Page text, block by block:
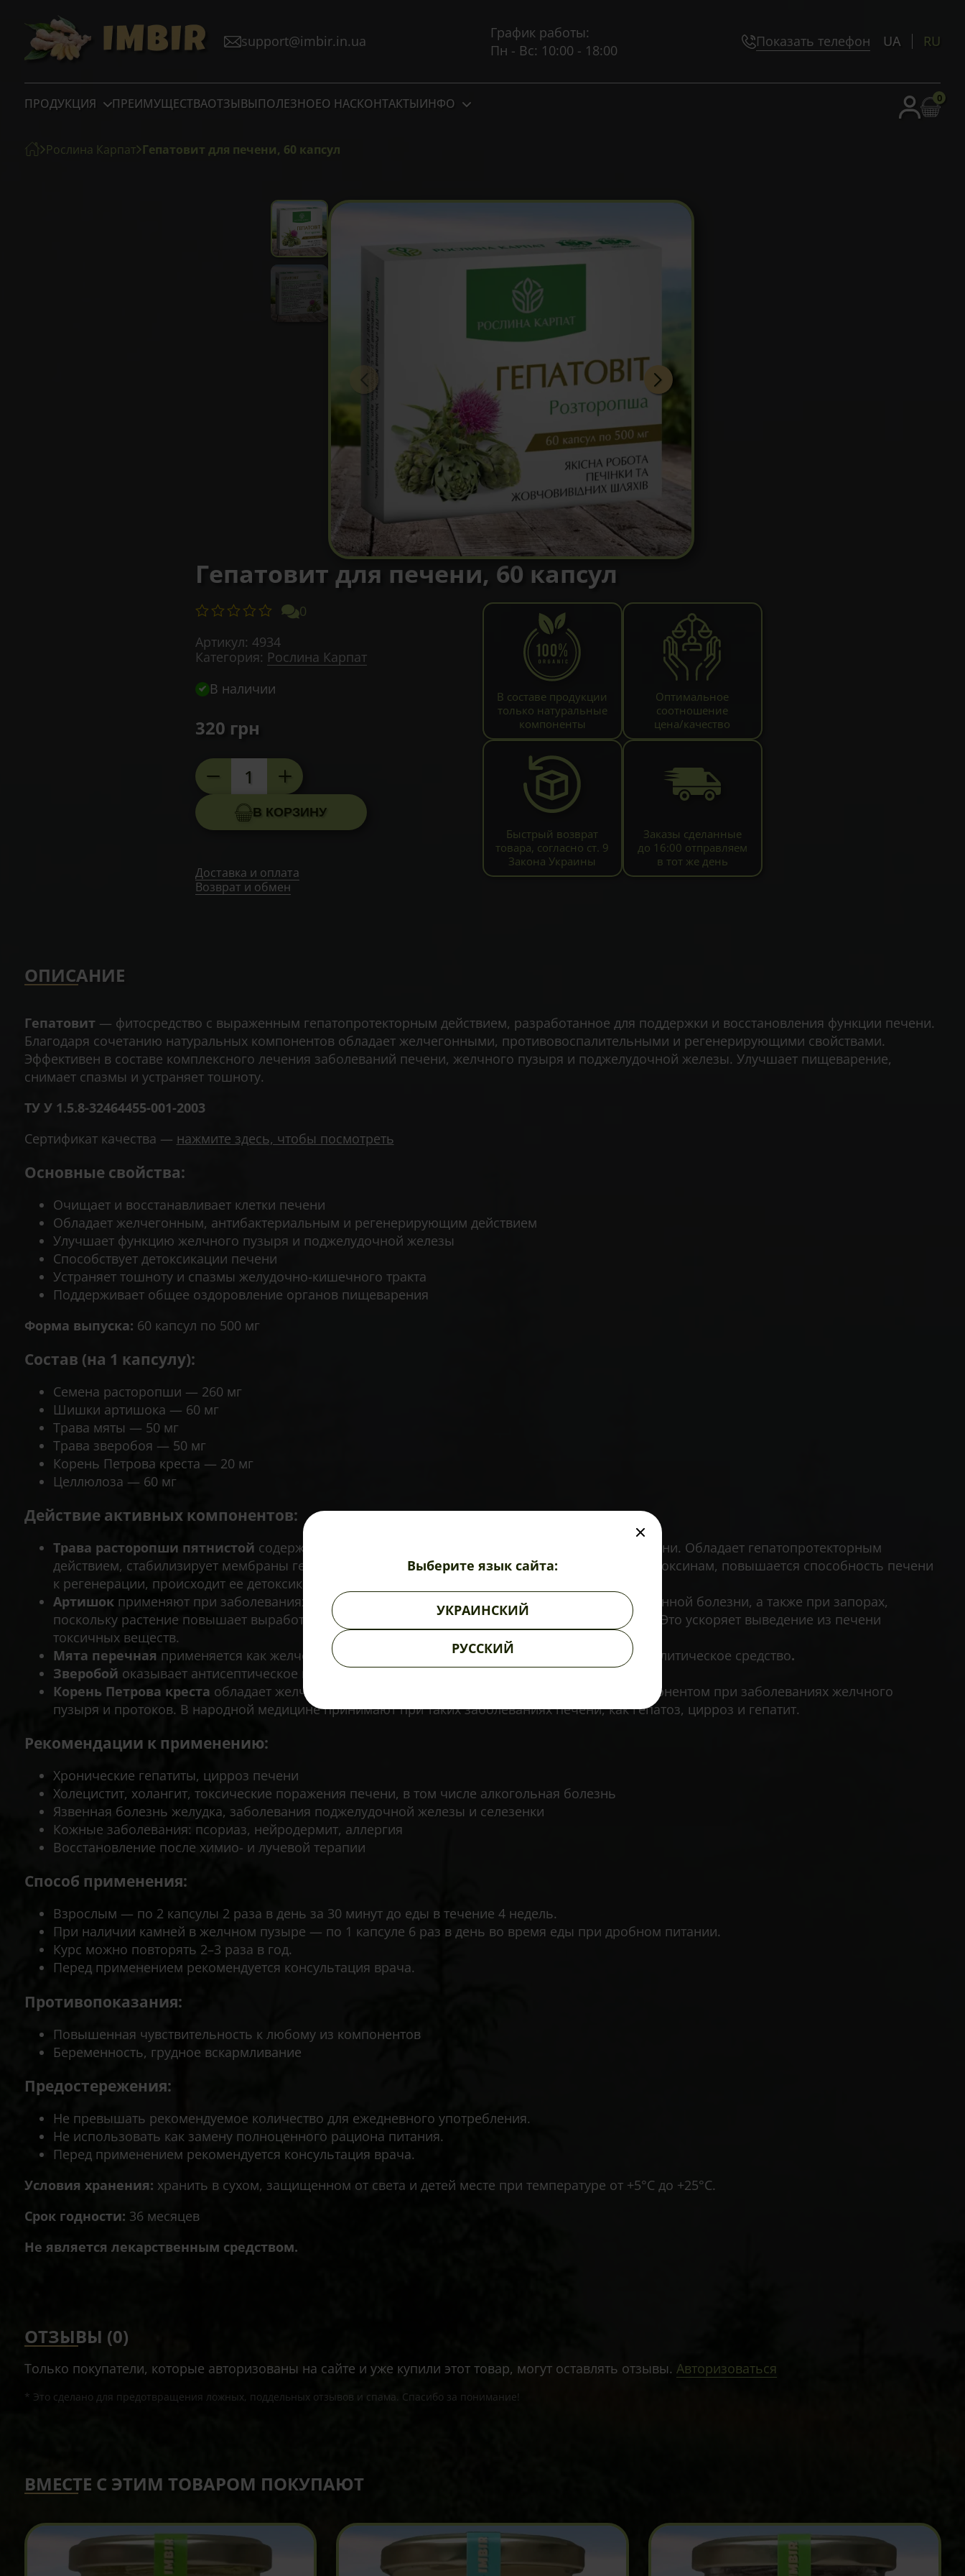
support@imbir.in.ua
График работы:
Пн - Вс: 10:00 - 18:00
Показать телефон UA RU
ПРОДУКЦИЯ ПРЕИМУЩЕСТВАОТЗЫВЫПОЛЕЗНОЕО НАСКОНТАКТЫИНФО 0
Рослина Карпат Гепатовит для печени, 60 капсул
Гепатовит для печени, 60 капсул
0
Артикул: 4934
Категория: Рослина Карпат
В наличии
320 грн
Количество
товара
Гепатовит
для
капсул
В КОРЗИНУ
Доставка и оплата
Возврат и обмен
В составе продукции
только натуральные
компоненты
Оптимальное
соотношение
цена/качество
Быстрый возврат
товара, согласно ст. 9
Закона Украины
Заказы сделанные
до 16:00 отправляем
в тот же день
ОПИСАНИЕ
Гепатовит— фитосредство с выраженным гепатопротекторным действием, разработанное для поддержки и восстановления функции печени.
Благодаря сочетанию натуральных компонентов обладает желчегонными, противовоспалительными и регенерирующими свойствами.
Эффективен в составе комплексного лечения заболеваний печени, желчного пузыря и поджелудочной железы. Улучшает пищеварение,
снимает спазмы и устраняет тошноту.
ТУ У 1.5.8-32464455-001-2003
Сертификат качества — нажмите здесь, чтобы посмотреть
Основные свойства:
Очищает и восстанавливает клетки печени
Обладает желчегонным, антибактериальным и регенерирующим действием
Улучшает функцию желчного пузыря и поджелудочной железы
Способствует детоксикации печени
Устраняет тошноту и спазмы желудочно-кишечного тракта
Поддерживает общее оздоровление органов пищеварения
Форма выпуска: 60 капсул по 500 мг
Состав (на 1 капсулу):
Семена расторопши — 260 мг
Шишки артишока — 60 мг
Трава мяты — 50 мг
Трава зверобоя — 50 мг
Корень Петрова креста — 20 мг
Целлюлоза — 60 мг
Действие активных компонентов:
Трава расторопши пятнистой содержит силимарин, восстанавливает и защищает клетки печени. Обладает гепатопротекторным
действием, стабилизирует мембраны гепатоцитов. Гепатоциты становятся менее уязвимыми к токсинам, повышается способность печени
к регенерации, происходит ее детоксикация.
Артишок применяют при заболеваниях печени и почек, в частности при гепатите, желчнокаменной болезни, а также при запорах,
поскольку растение повышает выработку желчи и обладает мощным желчегонным действием. Это ускоряет выведение из печени
токсичных веществ.
Мята перечная применяется как желчегонное, мочегонное, противовоспалительное и спазмолитическое средство.
Зверобой оказывает антисептическое и противовоспалительное действие.
Корень Петрова креста обладает желчегонным свойством, что делает его эффективным компонентом при заболеваниях желчного
пузыря и протоков. В народной медицине принимают при таких заболеваниях печени, как гепатоз, цирроз и гепатит.
Рекомендации к применению:
Хронические гепатиты, цирроз печени
Холецистит, холангит, токсические поражения печени, в том числе алкогольная болезнь
Язвенная болезнь желудка, заболевания поджелудочной железы и селезенки
Кожные заболевания: псориаз, нейродермит, аллергия
Восстановление после химио- и лучевой терапии
Способ применения:
Взрослым — по 2 капсулы 2 раза в день за 30 минут до еды в течение 4 недель.
При наличии камней в желчном пузыре — по 1 капсуле 6 раз в день во время еды при дробном питании.
Курс можно повторять 2–3 раза в год.
Перед применением рекомендуется консультация врача.
Противопоказания:
Повышенная чувствительность к любому из компонентов
Беременность, грудное вскармливание
Предостережения:
Не превышать рекомендуемое количество для ежедневного употребления.
Не использовать как замену полноценного рациона питания.
Перед применением рекомендуется консультация врача.
Условия хранения: хранить в сухом, защищенном от света и детей месте при температуре от +5°C до +25°C.
Срок годности: 36 месяцев
Не является лекарственным средством.
ОТЗЫВЫ (0)
Только покупатели, которые авторизованы на сайте и уже купили этот товар, могут оставлять отзывы. Авторизоваться
* Это сделано для предотвращения ложных, поддельных отзывов и спама. Спасибо за понимание!
ВМЕСТЕ С ЭТИМ ТОВАРОМ ПОКУПАЮТ
Выберите язык сайта:
УКРАИНСКИЙ
РУССКИЙ